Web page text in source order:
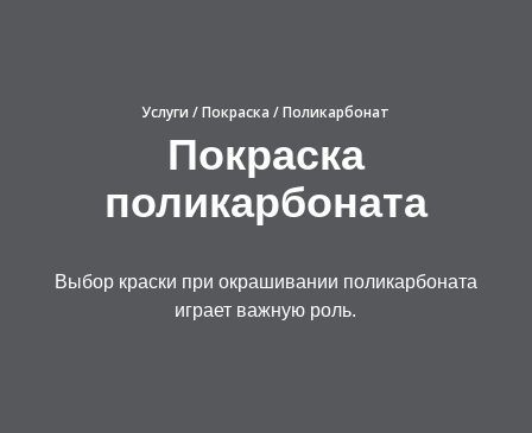
Материалы
Услуги /Покраска / Поликарбонат
Покраска
поликарбоната
Выбор краски при окрашивании поликарбоната
играет важную роль.